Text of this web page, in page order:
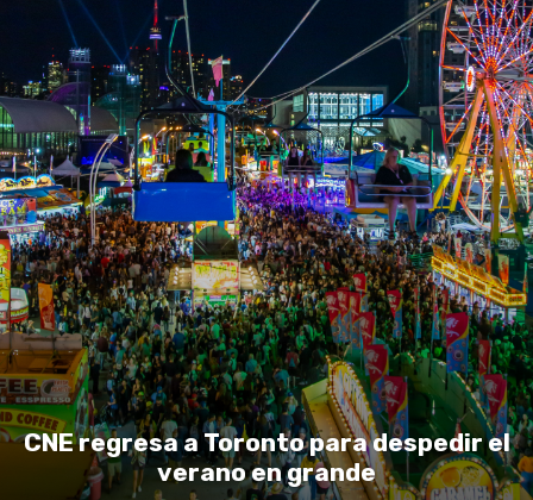
CNE regresa a Toronto para despedir el
verano en grande